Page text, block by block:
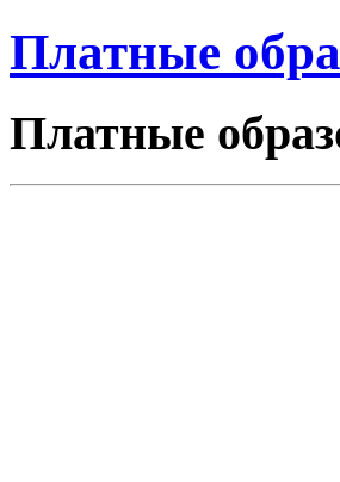
Платные
Платные